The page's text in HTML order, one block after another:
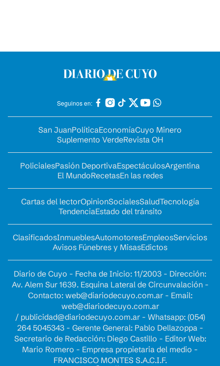
Seguinos en:
San JuanPolíticaEconomíaCuyo Minero
Suplemento VerdeRevista OH
PolicialesPasión DeportivaEspectáculosArgentina
El MundoRecetasEn las redes
Cartas del lectorOpinionSocialesSaludTecnología
TendenciaEstado del tránsito
ClasificadosInmueblesAutomotoresEmpleosServicios
Avisos Fúnebres y MisasEdictos
Diario de Cuyo - Fecha de Inicio: 11/2003 - Dirección:
Av. Alem Sur 1639. Esquina Lateral de Circunvalación -
Contacto: web@diariodecuyo.com.ar- Email:
web@diariodecuyo.com.ar
/ publicidad@diariodecuyo.com.ar- Whatsapp: (054)
264 5045343 - Gerente General: Pablo Dellazoppa -
Secretario de Redacción: Diego Castillo - Editor Web:
Mario Romero - Empresa propietaria del medio -
FRANCISCO MONTES S.A.C.I.F.